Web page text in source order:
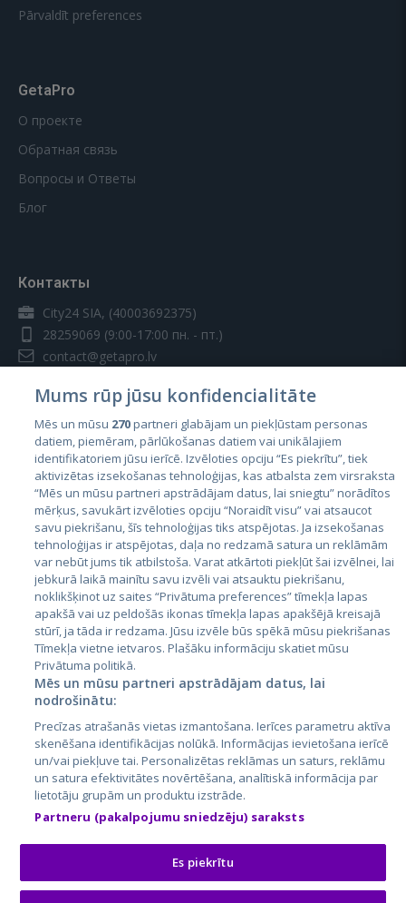
Pārvaldīt preferences
GetaPro
О проекте
Обратная связь
Вопросы и Ответы
Блог
Контакты
City24 SIA, (40003692375)
28259069 (9:00-17:00 пн. - пт.)
contact@getapro.lv
Страны
Эстония
Латвия
Литва
City24.lv
City24.ee
GetaPro.lv
GetaPro.ee
Skelbiu.lt
Autoplius.lt
Aruodas.lt
CVbankas.lt
Kainos.lt
Paslaugos.lt
auto24.ee
Osta.ee
KuldneBörs.ee
Mums rūp jūsu konfidencialitāte
Mēs un mūsu 270partneri glabājam un piekļūstam personas
datiem, piemēram, pārlūkošanas datiem vai unikālajiem
identifikatoriem jūsu ierīcē. Izvēloties opciju “Es piekrītu”, tiek
aktivizētas izsekošanas tehnoloģijas, kas atbalsta zem virsraksta
“Mēs un mūsu partneri apstrādājam datus, lai sniegtu” norādītos
mērķus, savukārt izvēloties opciju “Noraidīt visu” vai atsaucot
savu piekrišanu, šīs tehnoloģijas tiks atspējotas. Ja izsekošanas
tehnoloģijas ir atspējotas, daļa no redzamā satura un reklāmām
var nebūt jums tik atbilstoša. Varat atkārtoti piekļūt šai izvēlnei, lai
jebkurā laikā mainītu savu izvēli vai atsauktu piekrišanu,
noklikšķinot uz saites “Privātuma preferences” tīmekļa lapas
apakšā vai uz peldošās ikonas tīmekļa lapas apakšējā kreisajā
stūrī, ja tāda ir redzama. Jūsu izvēle būs spēkā mūsu piekrišanas
Tīmekļa vietne ietvaros. Plašāku informāciju skatiet mūsu
Privātuma politikā.
Mēs un mūsu partneri apstrādājam datus, lai
nodrošinātu:
Precīzas atrašanās vietas izmantošana. Ierīces parametru aktīva
skenēšana identifikācijas nolūkā. Informācijas ievietošana ierīcē
un/vai piekļuve tai. Personalizētas reklāmas un saturs, reklāmu
un satura efektivitātes novērtēšana, analītiskā informācija par
lietotāju grupām un produktu izstrāde.
Partneru (pakalpojumu sniedzēju) saraksts
Es piekrītu